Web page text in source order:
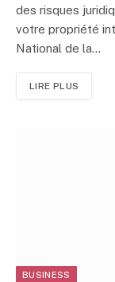
des risques
votre propriété
National de la…
LIRE PLUS
BUSINESS